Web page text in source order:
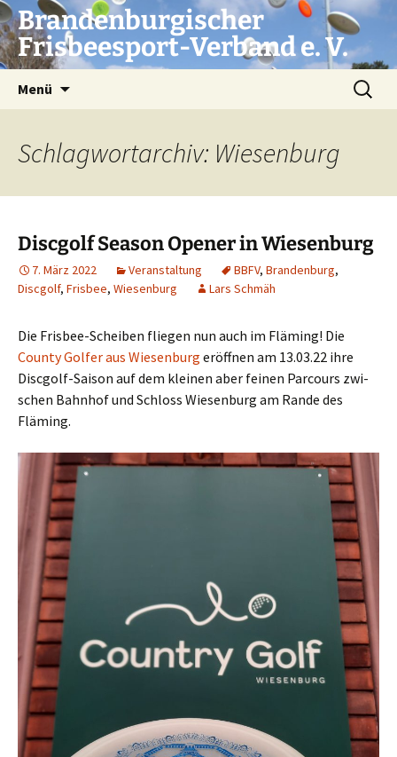
Zum
Inhalt
springen
Brandenburgischer
Frisbeesport-Verband e. V.
Menü
Suchen
nach:
Schlagwortarchiv: Wiesenburg
Discgolf Season Opener in Wiesenburg
7. März 2022 Veranstaltung BBFV, Brandenburg,
Discgolf, Frisbee, Wiesenburg Lars Schmäh
Die Fris­bee-Schei­ben flie­gen nun auch im Flä­ming! Die
Coun­ty Gol­fer aus Wie­sen­burg eröff­nen am 13.03.22 ihre
Disc­golf-Sai­son auf dem klei­nen aber fei­nen Par­cours zwi­
schen Bahn­hof und Schloss Wie­sen­burg am Ran­de des
Fläming.